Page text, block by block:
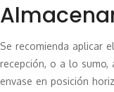
Se recomienda aplicar
recepción, o a lo sumo,
envase en posición